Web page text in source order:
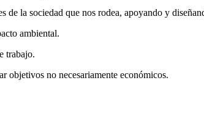
de la sociedad que nos rodea, apoyando y
ambiental.
trabajo.
objetivos no necesariamente económicos.